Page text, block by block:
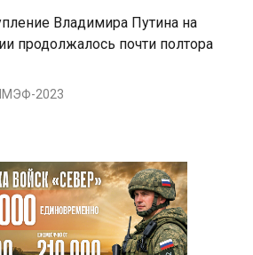
Владимира Путина на
продолжалось почти полтора
2023